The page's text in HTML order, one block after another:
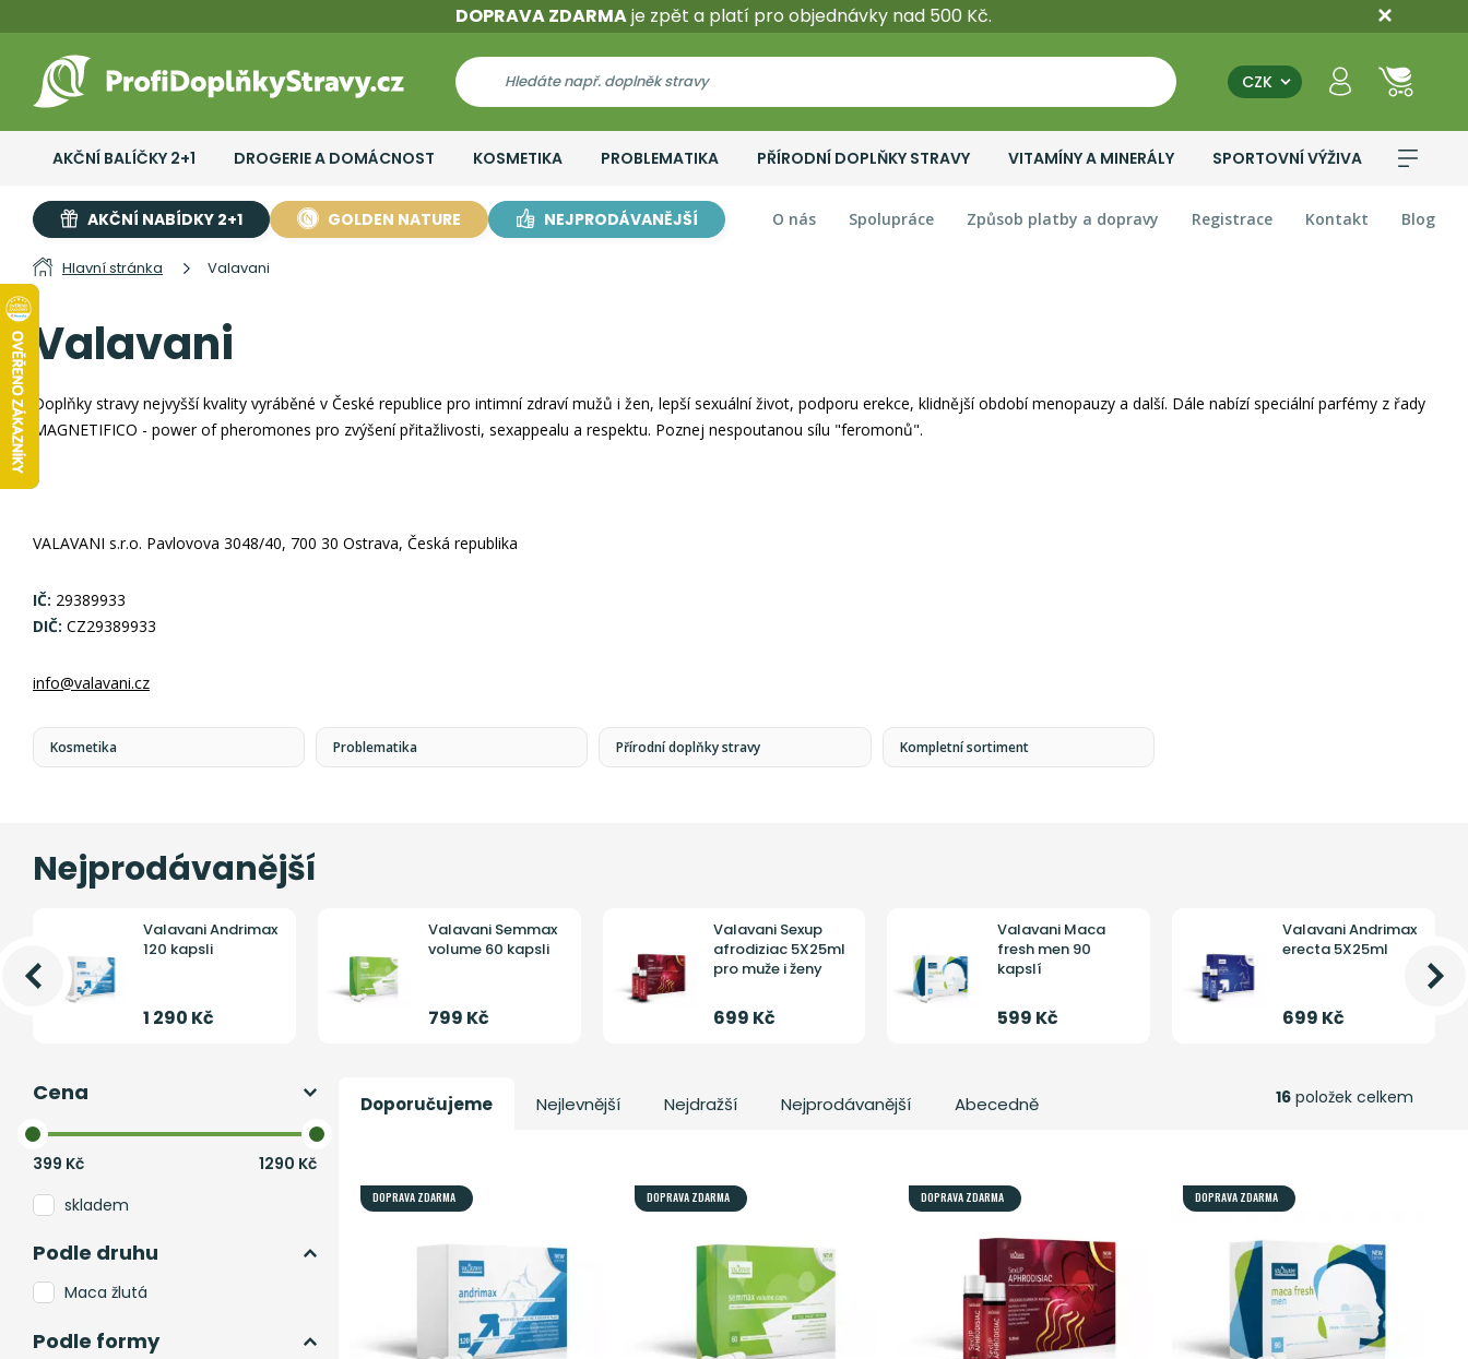
DOPRAVA ZDARMAje zpět a platí pro objednávky nad 500 Kč.
CZK
AKČNÍ BALÍČKY 2+1 DROGERIE A DOMÁCNOST KOSMETIKA PROBLEMATIKA PŘÍRODNÍ DOPLŇKY STRAVY VITAMÍNY A MINERÁLY SPORTOVNÍ VÝŽIVA
AKČNÍ NABÍDKY 2+1 GOLDEN NATURE NEJPRODÁVANĚJŠÍ O nás Spolupráce Způsob platby a dopravy Registrace Kontakt Blog
Hlavní stránka Valavani
Valavani
Doplňky stravy nejvyšší kvality vyráběné v České republice pro intimní zdraví mužů i žen, lepší sexuální život, podporu erekce, klidnější období menopauzy a další. Dále nabízí speciální parfémy z řady
MAGNETIFICO - power of pheromones pro zvýšení přitažlivosti, sexappealu a respektu. Poznej nespoutanou sílu "feromonů".
VALAVANI s.r.o. Pavlovova 3048/40, 700 30 Ostrava, Česká republika
IČ: 29389933
DIČ: CZ29389933
info@valavani.cz
Kosmetika Problematika Přírodní doplňky stravy Kompletní sortiment
Nejprodávanější
Valavani Andrimax
120 kapsli
1 290 Kč
Valavani Semmax
volume 60 kapsli
799 Kč
Valavani Sexup
afrodiziac 5X25ml
pro muže i ženy
699 Kč
Valavani Maca
fresh men 90
kapslí
599 Kč
Valavani Andrimax
erecta 5X25ml
699 Kč
Doporučujeme Nejlevnější Nejdražší Nejprodávanější Abecedně 16 položek celkem
DOPRAVA ZDARMA DOPRAVA ZDARMA DOPRAVA ZDARMA DOPRAVA ZDARMA
Cena
399 Kč 1290 Kč
skladem
Podle druhu
Maca žlutá
Podle formy